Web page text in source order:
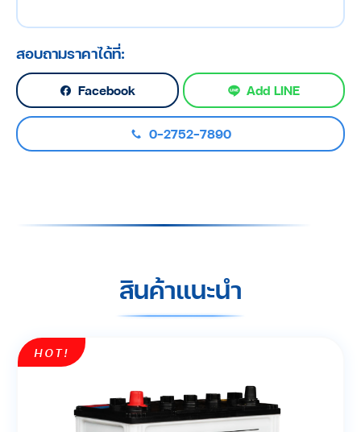
สอบถามราคาได้ที่:
Facebook Add LINE
0-2752-7890
สินค้าแนะนำ
HOT!